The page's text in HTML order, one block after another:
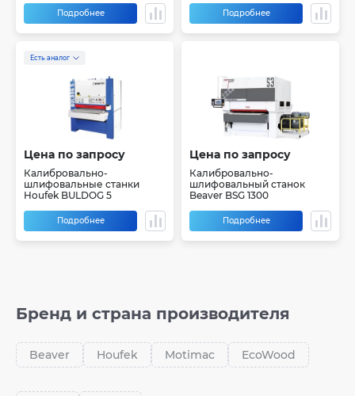
Подробнее Подробнее
Есть аналог
Цена по запросу
Калибровально-
шлифовальные станки
Houfek BULDOG 5
Подробнее
Цена по запросу
Калибровально-
шлифовальный станок
Beaver BSG 1300
Подробнее
Бренд и страна производителя
Beaver Houfek Motimac EcoWood